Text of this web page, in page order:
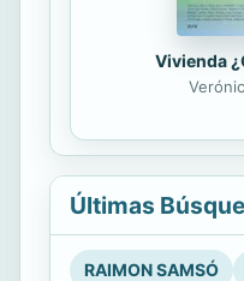
Vivienda
Últimas
RAIMON SAMSÓ